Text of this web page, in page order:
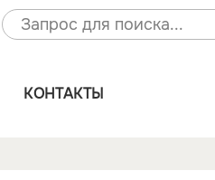
КОНТАКТЫ